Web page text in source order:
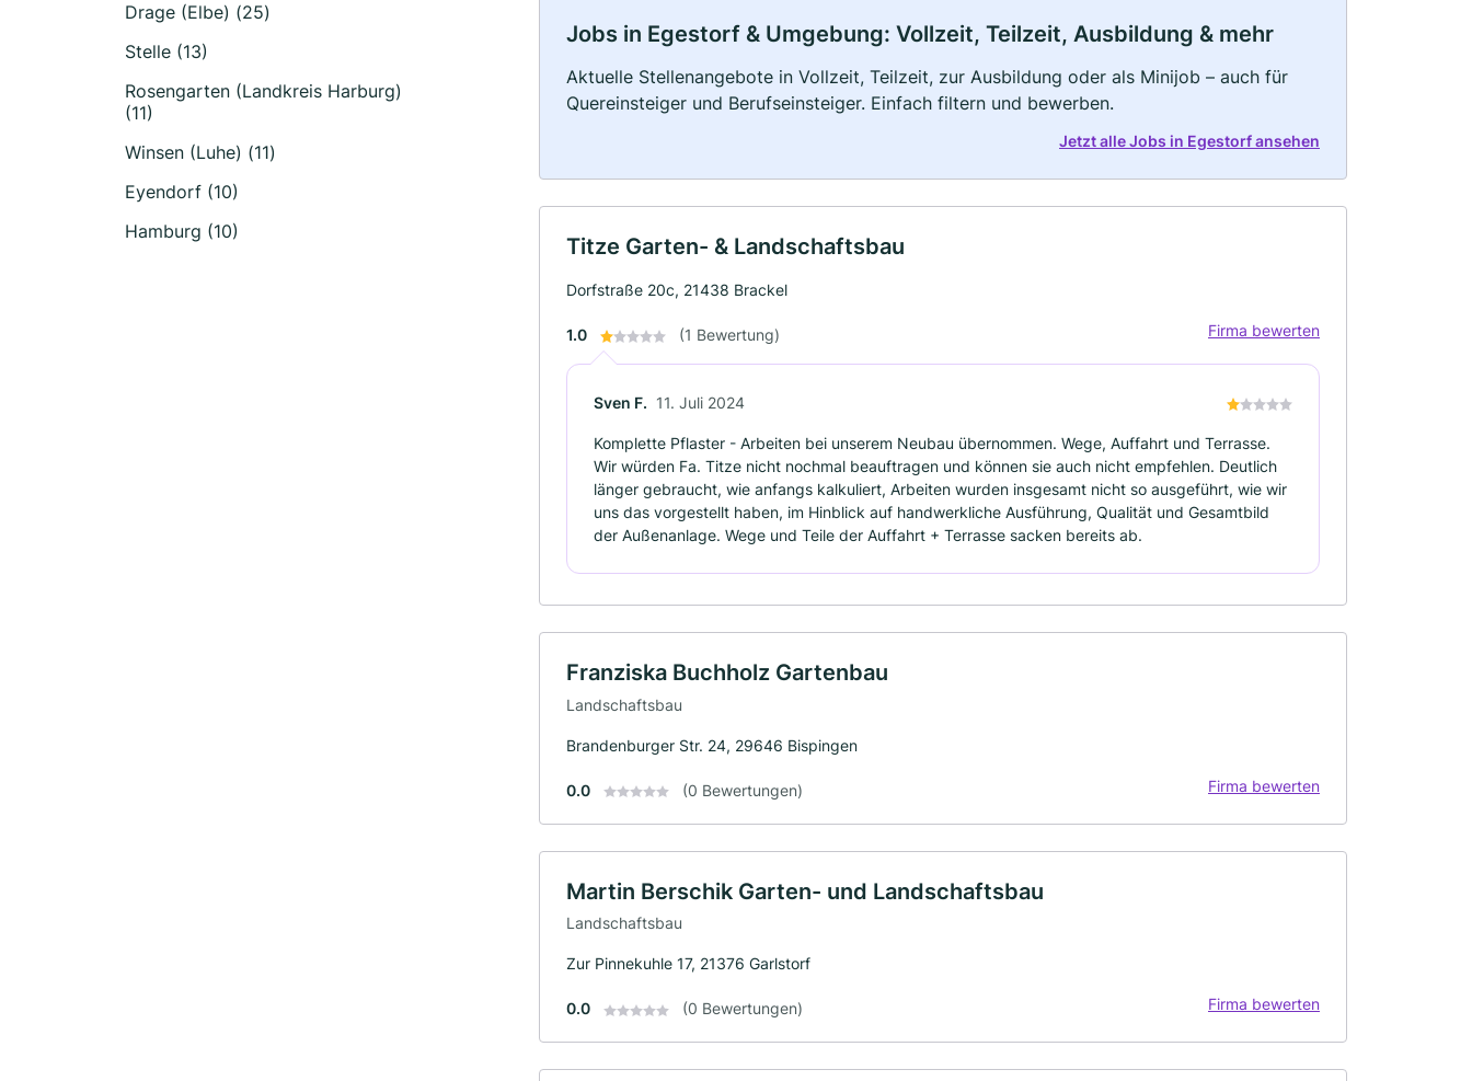
Drage (Elbe) (25)
Stelle (13)
Rosengarten (Landkreis Harburg)
(11)
Winsen (Luhe) (11)
Eyendorf (10)
Hamburg (10)
Jobs in Egestorf & Umgebung: Vollzeit, Teilzeit, Ausbildung & mehr
Aktuelle Stellenangebote in Vollzeit, Teilzeit, zur Ausbildung oder als Minijob – auch für
Quereinsteiger und Berufseinsteiger. Einfach filtern und bewerben.
Jetzt alle Jobs in Egestorf ansehen
Titze Garten- & Landschaftsbau
Dorfstraße 20c, 21438 Brackel
1.0 (1 Bewertung) Firma bewerten
Sven F. 11. Juli 2024
Komplette Pflaster - Arbeiten bei unserem Neubau übernommen. Wege, Auffahrt und Terrasse.
Wir würden Fa. Titze nicht nochmal beauftragen und können sie auch nicht empfehlen. Deutlich
länger gebraucht, wie anfangs kalkuliert, Arbeiten wurden insgesamt nicht so ausgeführt, wie wir
uns das vorgestellt haben, im Hinblick auf handwerkliche Ausführung, Qualität und Gesamtbild
der Außenanlage. Wege und Teile der Auffahrt + Terrasse sacken bereits ab.
Franziska Buchholz Gartenbau
Landschaftsbau
Brandenburger Str. 24, 29646 Bispingen
0.0 (0 Bewertungen) Firma bewerten
Martin Berschik Garten- und Landschaftsbau
Landschaftsbau
Zur Pinnekuhle 17, 21376 Garlstorf
0.0 (0 Bewertungen) Firma bewerten